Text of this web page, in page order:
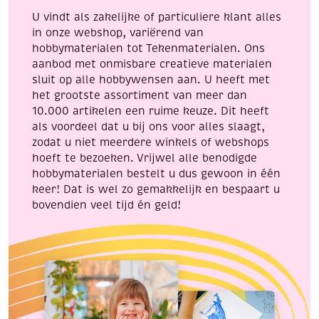
U vindt als zakelijke of particuliere klant alles
in onze webshop, variërend van
hobbymaterialen tot Tekenmaterialen. Ons
aanbod met onmisbare creatieve materialen
sluit op alle hobbywensen aan. U heeft met
het grootste assortiment van meer dan
10.000 artikelen een ruime keuze. Dit heeft
als voordeel dat u bij ons voor alles slaagt,
zodat u niet meerdere winkels of webshops
hoeft te bezoeken. Vrijwel alle benodigde
hobbymaterialen bestelt u dus gewoon in één
keer! Dat is wel zo gemakkelijk en bespaart u
bovendien veel tijd én geld!